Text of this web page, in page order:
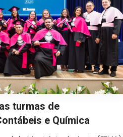
turmas de
e Química